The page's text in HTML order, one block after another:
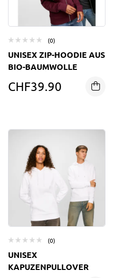
(0)
UNISEX ZIP-HOODIE AUS
BIO-BAUMWOLLE
CHF39.90
(0)
UNISEX
KAPUZENPULLOVER